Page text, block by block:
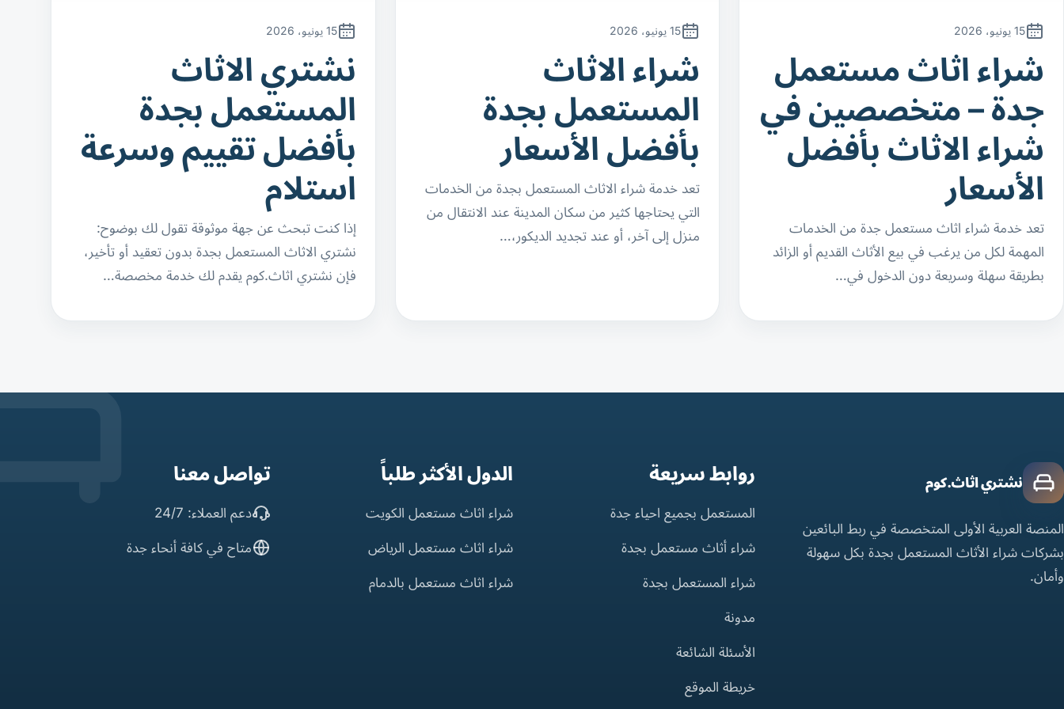
15 يونيو، 2026
شراء اثاث مستعمل
جدة – متخصصين في
شراء الاثاث بأفضل
الأسعار
تعد خدمة شراء اثاث مستعمل جدة من الخدمات
المهمة لكل من يرغب في بيع الأثاث القديم أو الزائد
بطريقة سهلة وسريعة دون الدخول في…
15 يونيو، 2026
شراء الاثاث
المستعمل بجدة
بأفضل الأسعار
تعد خدمة شراء الاثاث المستعمل بجدة من الخدمات
التي يحتاجها كثير من سكان المدينة عند الانتقال من
منزل إلى آخر، أو عند تجديد الديكور،…
15 يونيو، 2026
نشتري الاثاث
المستعمل بجدة
بأفضل تقييم وسرعة
استلام
إذا كنت تبحث عن جهة موثوقة تقول لك بوضوح:
نشتري الاثاث المستعمل بجدة بدون تعقيد أو تأخير،
فإن نشتري اثاث.كوم يقدم لك خدمة مخصصة…
نشتري اثاث.كوم
المنصة العربية الأولى المتخصصة في ربط البائعين
بشركات شراء الأثاث المستعمل بجدة بكل سهولة
وأمان.
روابط سريعة
المستعمل بجميع احياء جدة
شراء أثاث مستعمل بجدة
شراء المستعمل بجدة
مدونة
الأسئلة الشائعة
خريطة الموقع
الدول الأكثر طلباً
شراء اثاث مستعمل الكويت
شراء اثاث مستعمل الرياض
شراء اثاث مستعمل بالدمام
تواصل معنا
دعم العملاء: 24/7
متاح في كافة أنحاء جدة